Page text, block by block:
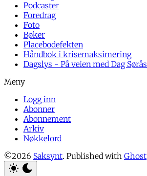
Podcaster
Foredrag
Foto
Bøker
Placebodefekten
Håndbok i krisemaksimering
Dagslys - På veien med Dag Sørås
Logg inn
Abonner
Abonnement
Arkiv
Nøkkelord
©2026 Saksynt. Published with Ghost